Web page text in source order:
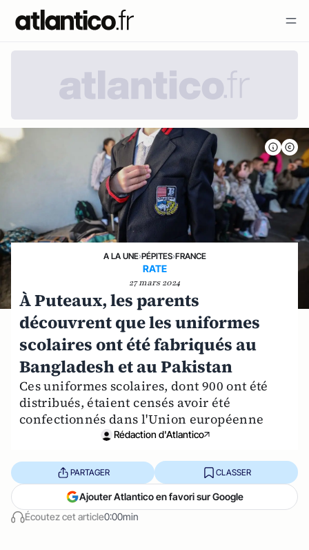
A LA UNE›PÉPITES›FRANCE
RATE
27 mars 2024
À Puteaux, les parents
découvrent que les uniformes
scolaires ont été fabriqués au
Bangladesh et au Pakistan
Ces uniformes scolaires, dont 900 ont été
distribués, étaient censés avoir été
confectionnés dans l'Union européenne
Rédaction d'Atlantico
Écoutez cet article0:00min
PARTAGER CLASSER
Ajouter Atlantico en favori sur Google